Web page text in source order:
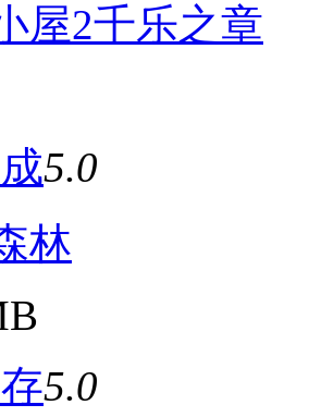
屋2千乐之章
5.0
林
5.0